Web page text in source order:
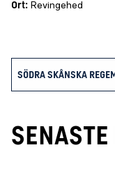
Ort: Revingehed